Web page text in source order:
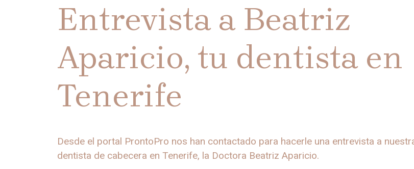
Entrevista a Beatriz
Aparicio, tu dentista en
Tenerife
Desde el portal ProntoPro nos han contactado para hacerle una entrevista a
dentista de cabecera en Tenerife, la Doctora Beatriz Aparicio.